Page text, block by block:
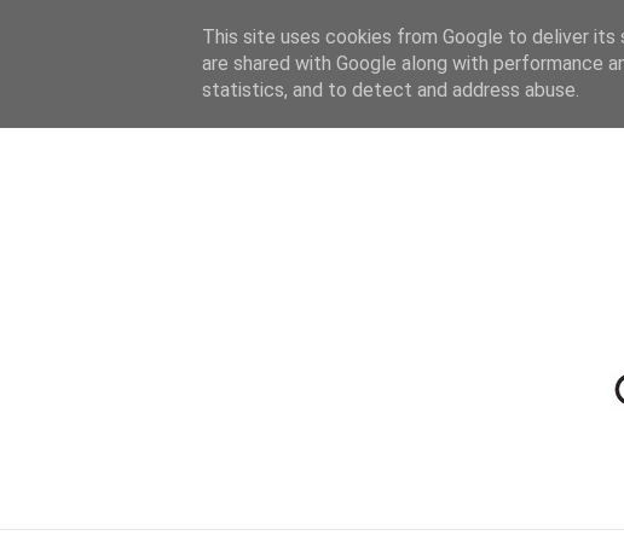
HOME KATEGORIEN ASIAN-
This site uses cookies from Google to deliver its
are shared with Google along with performance
statistics, and to detect and address abuse.